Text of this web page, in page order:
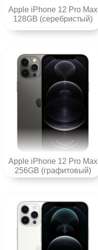
Apple iPhone 12 Pro Max
128GB (серебристый)
Apple iPhone 12 Pro Max
256GB (графитовый)